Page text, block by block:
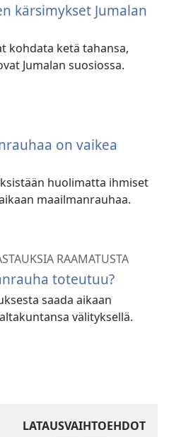
kärsimykset Jumalan
kohdata ketä tahansa,
Jumalan suosiossa.
on vaikea
huolimatta ihmiset
maailmanrauhaa.
RAAMATUSTA
toteutuu?
saada aikaan
välityksellä.
LATAUSVAIHTOEHDOT